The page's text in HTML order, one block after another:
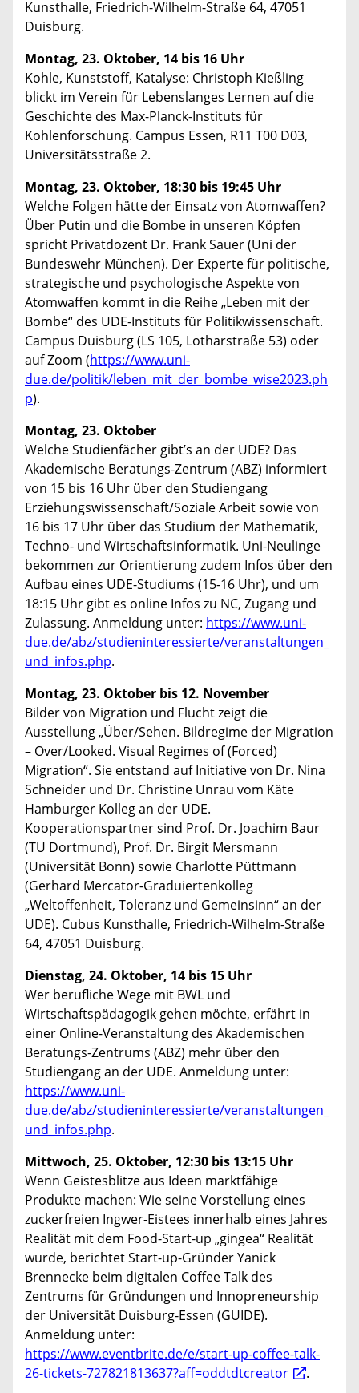
Kunsthalle, Friedrich-Wilhelm-Straße 64, 47051
Duisburg.
Montag, 23. Oktober, 14 bis 16 Uhr
Kohle, Kunststoff, Katalyse: Christoph Kießling
blickt im Verein für Lebenslanges Lernen auf die
Geschichte des Max-Planck-Instituts für
Kohlenforschung. Campus Essen, R11 T00 D03,
Universitätsstraße 2.
Montag, 23. Oktober, 18:30 bis 19:45 Uhr
Welche Folgen hätte der Einsatz von Atomwaffen?
Über Putin und die Bombe in unseren Köpfen
spricht Privatdozent Dr. Frank Sauer (Uni der
Bundeswehr München). Der Experte für politische,
strategische und psychologische Aspekte von
Atomwaffen kommt in die Reihe „Leben mit der
Bombe“ des UDE-Instituts für Politikwissenschaft.
Campus Duisburg (LS 105, Lotharstraße 53) oder
auf Zoom (https://www.uni-
due.de/politik/leben_mit_der_bombe_wise2023.ph
p).
Montag, 23. Oktober
Welche Studienfächer gibt’s an der UDE? Das
Akademische Beratungs-Zentrum (ABZ) informiert
von 15 bis 16 Uhr über den Studiengang
Erziehungswissenschaft/Soziale Arbeit sowie von
16 bis 17 Uhr über das Studium der Mathematik,
Techno- und Wirtschaftsinformatik. Uni-Neulinge
bekommen zur Orientierung zudem Infos über den
Aufbau eines UDE-Studiums (15-16 Uhr), und um
18:15 Uhr gibt es online Infos zu NC, Zugang und
Zulassung. Anmeldung unter: https://www.uni-
due.de/abz/studieninteressierte/veranstaltungen_
und_infos.php.
Montag, 23. Oktober bis 12. November
Bilder von Migration und Flucht zeigt die
Ausstellung „Über/Sehen. Bildregime der Migration
– Over/Looked. Visual Regimes of (Forced)
Migration“. Sie entstand auf Initiative von Dr. Nina
Schneider und Dr. Christine Unrau vom Käte
Hamburger Kolleg an der UDE.
Kooperationspartner sind Prof. Dr. Joachim Baur
(TU Dortmund), Prof. Dr. Birgit Mersmann
(Universität Bonn) sowie Charlotte Püttmann
(Gerhard Mercator-Graduiertenkolleg
„Weltoffenheit, Toleranz und Gemeinsinn“ an der
UDE). Cubus Kunsthalle, Friedrich-Wilhelm-Straße
64, 47051 Duisburg.
Dienstag, 24. Oktober, 14 bis 15 Uhr
Wer berufliche Wege mit BWL und
Wirtschaftspädagogik gehen möchte, erfährt in
einer Online-Veranstaltung des Akademischen
Beratungs-Zentrums (ABZ) mehr über den
Studiengang an der UDE. Anmeldung unter:
https://www.uni-
due.de/abz/studieninteressierte/veranstaltungen_
und_infos.php.
Mittwoch, 25. Oktober, 12:30 bis 13:15 Uhr
Wenn Geistesblitze aus Ideen marktfähige
Produkte machen: Wie seine Vorstellung eines
zuckerfreien Ingwer-Eistees innerhalb eines Jahres
Realität mit dem Food-Start-up „gingea“ Realität
wurde, berichtet Start-up-Gründer Yanick
Brennecke beim digitalen Coffee Talk des
Zentrums für Gründungen und Innopreneurship
der Universität Duisburg-Essen (GUIDE).
Anmeldung unter:
https://www.eventbrite.de/e/start-up-coffee-talk-
26-tickets-727821813637?aff=oddtdtcreator
.